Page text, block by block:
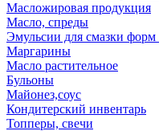
Масложировая продукция
Масло, спреды
Эмульсии для смазки форм
Маргарины
Масло растительное
Бульоны
Майонез,соус
Кондитерский инвентарь
Топперы, свечи